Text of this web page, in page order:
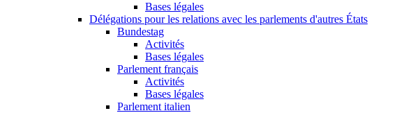
Bases légales
Délégations pour les relations avec les parlements d'autres États
Bundestag
Activités
Bases légales
Parlement français
Activités
Bases légales
Parlement italien